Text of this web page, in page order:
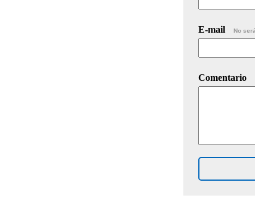
E-mail No
Comentario